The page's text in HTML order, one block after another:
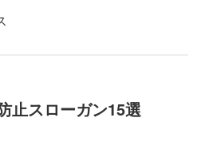
止スローガン15選